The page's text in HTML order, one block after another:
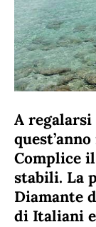
A regalarsi
Complice
stabili. La
Diamante
di Italiani